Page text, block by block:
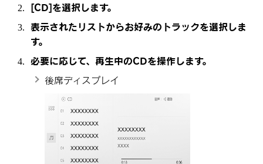
[‍CD‍]を選択します。
表示されたリストからお好みのトラックを選択しま
す。
必要に応じて、再生中のCDを操作します。
後席ディスプレイ